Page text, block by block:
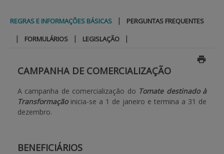
PAGAMENTOS
Entrar / Registar
REGRAS E INFORMAÇÕES BÁSICAS | PERGUNTAS FREQUENTES
| FORMULÁRIOS | LEGISLAÇÃO |
CAMPANHA DE COMERCIALIZAÇÃO
A campanha de comercialização do Tomate destinado à
Transformaçãoinicia-se a 1 de janeiro e termina a 31 de
dezembro.
BENEFICIÁRIOS